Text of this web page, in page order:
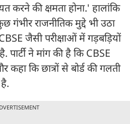
करने की क्षमता होना.' हालांकि
गंभीर राजनीतिक मुद्दे भी उठा
जैसी परीक्षाओं में गड़बड़ियों
ने मांग की है कि CBSE
कि छात्रों से बोर्ड की गलती